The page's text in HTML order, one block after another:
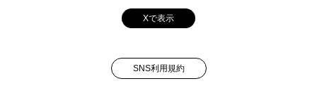
Xで表示
SNS利用規約